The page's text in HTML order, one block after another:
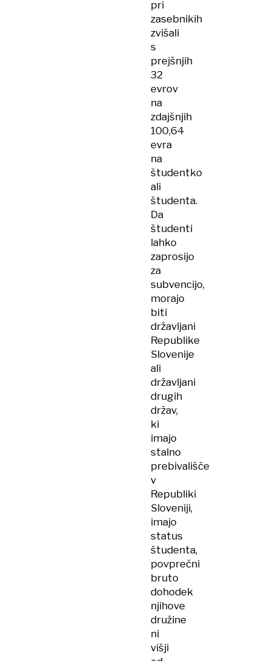
pri
zasebnikih
zvišali
s
prejšnjih
32
evrov
na
zdajšnjih
100,64
evra
na
študentko
ali
študenta.
Da
študenti
lahko
zaprosijo
za
subvencijo,
morajo
biti
državljani
Republike
Slovenije
ali
državljani
drugih
držav,
ki
imajo
stalno
prebivališče
v
Republiki
Sloveniji,
imajo
status
študenta,
povprečni
bruto
dohodek
njihove
družine
ni
višji